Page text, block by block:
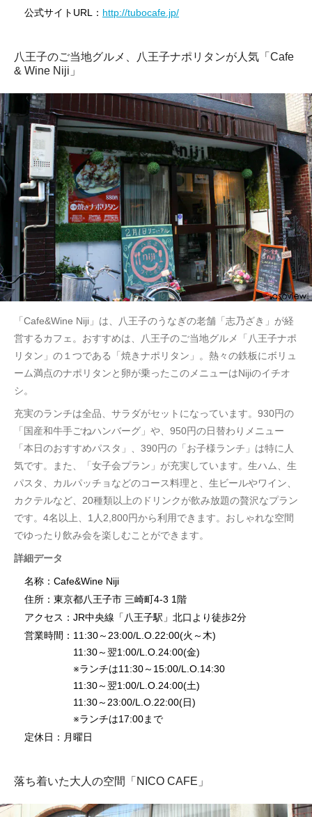
公式サイトURL： http://tubocafe.jp/
八王子のご当地グルメ、八王子ナポリタンが人気「Cafe
& Wine Niji」
「Cafe&Wine Niji」は、八王子のうなぎの老舗「志乃ざき」が経
営するカフェ。おすすめは、八王子のご当地グルメ「八王子ナポ
リタン」の１つである「焼きナポリタン」。熱々の鉄板にボリュ
ーム満点のナポリタンと卵が乗ったこのメニューはNijiのイチオ
シ。
充実のランチは全品、サラダがセットになっています。930円の
「国産和牛手ごねハンバーグ」や、950円の日替わりメニュー
「本日のおすすめパスタ」、390円の「お子様ランチ」は特に人
気です。また、「女子会プラン」が充実しています。生ハム、生
パスタ、カルパッチョなどのコース料理と、生ビールやワイン、
カクテルなど、20種類以上のドリンクが飲み放題の贅沢なプラン
です。4名以上、1人2,800円から利用できます。おしゃれな空間
でゆったり飲み会を楽しむことができます。
詳細データ
名称：Cafe&Wine Niji
住所：東京都八王子市 三崎町4-3 1階
アクセス：JR中央線「八王子駅」北口より徒歩2分
営業時間：11:30～23:00/L.O.22:00(火～木)
11:30～翌1:00/L.O.24:00(金)
※ランチは11:30～15:00/L.O.14:30
11:30～翌1:00/L.O.24:00(土)
11:30～23:00/L.O.22:00(日)
※ランチは17:00まで
定休日：月曜日
落ち着いた大人の空間「NICO CAFE」